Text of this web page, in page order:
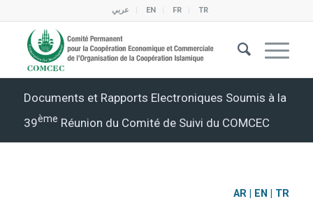
عربي EN FR TR
Documents et Rapports Electroniques Soumis à la
39Ème Réunion du Comité de Suivi du COMCEC
AR EN TR